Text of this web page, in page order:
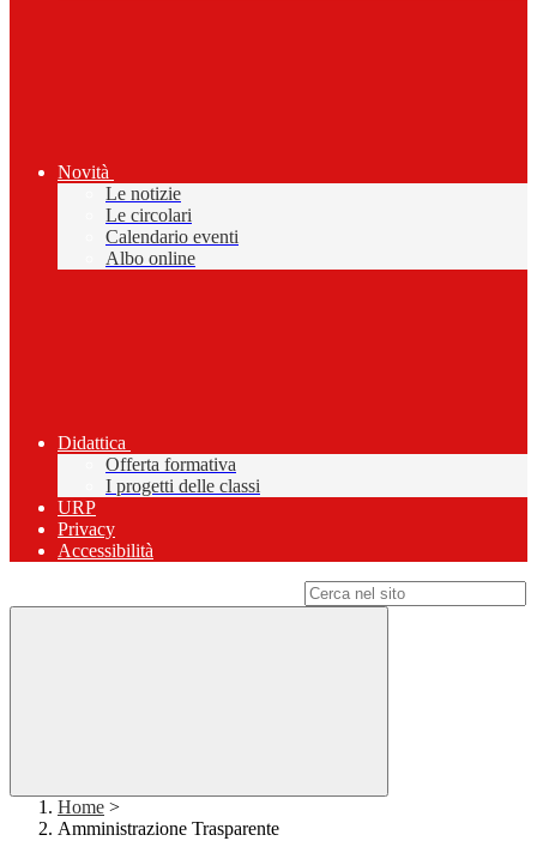
Novità
Le notizie
Le circolari
Calendario eventi
Albo online
Didattica
Offerta formativa
I progetti delle classi
URP
Privacy
Accessibilità
Home >
Amministrazione Trasparente